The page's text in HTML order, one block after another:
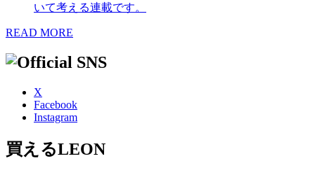
いて考える連載です。
READ MORE
X
Facebook
Instagram
買えるLEON